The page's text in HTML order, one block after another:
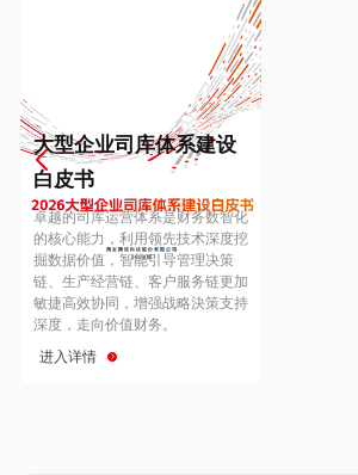
Europe
Hungary
Hong Kong
大型企业司库体系建设
白皮书
卓越的司库运营体系是财务数智化
的核心能力，利用领先技术深度挖
掘数据价值，智能引导管理决策
链、生产经营链、客户服务链更加
敏捷高效协同，增强战略決策支持
深度，走向价值财务。
进入详情